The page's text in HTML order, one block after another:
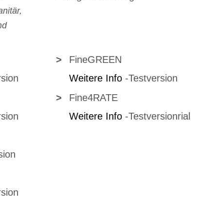
>
FineGREEN
Weitere Info -Testversion
>
Fine4RATE
Weitere Info -Testversionrial